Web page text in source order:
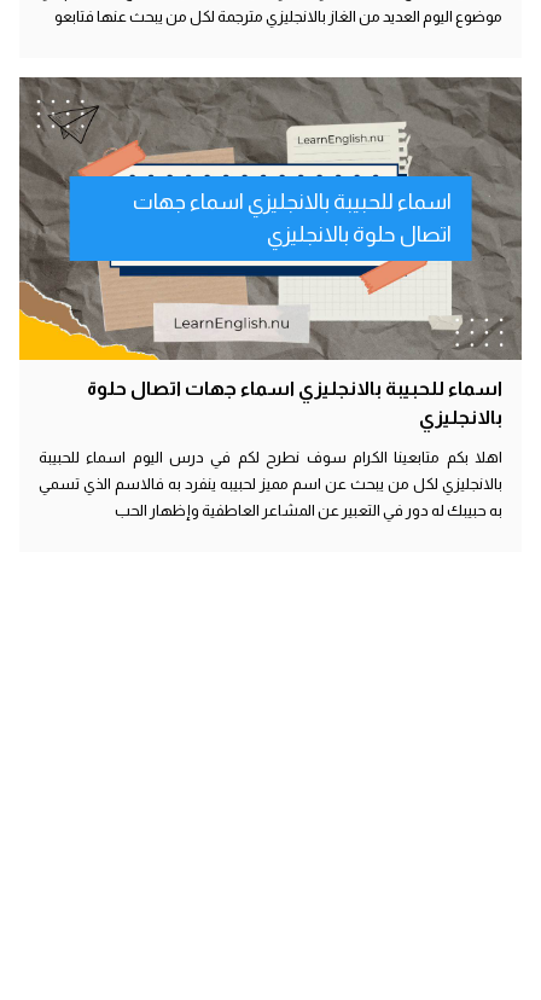
موضوع اليوم العديد من الغاز بالانجليزي مترجمة لكل من يبحث عنها فتابعو
اسماء للحبيبة بالانجليزي اسماء جهات
اتصال حلوة بالانجليزي
اسماء للحبيبة بالانجليزي اسماء جهات اتصال حلوة
بالانجليزي
اهلا بكم متابعينا الكرام سوف نطرح لكم في درس اليوم اسماء للحبيبة
بالانجليزي لكل من يبحث عن اسم مميز لحبيبه ينفرد به فالاسم الذي تسمي
به حبيبك له دور في التعبير عن المشاعر العاطفية وإظهار الحب